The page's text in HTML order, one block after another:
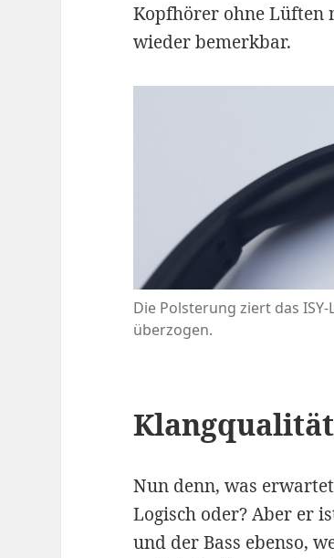
Kopfhörer ohne Lüften
wieder bemerkbar.
Die Polsterung ziert das
überzogen.
Klangqualität
Nun denn, was
Logisch oder? Aber er
und der Bass ebenso,